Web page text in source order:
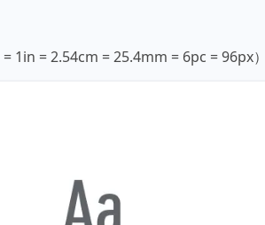
1in = 2.54cm = 25.4mm = 6pc = 96px）